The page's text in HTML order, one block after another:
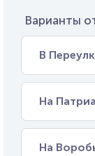
Варианты
В
На
На